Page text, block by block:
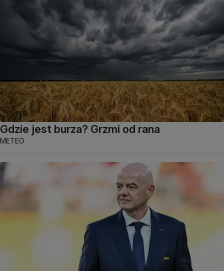
Gdzie jest burza? Grzmi od rana
METEO